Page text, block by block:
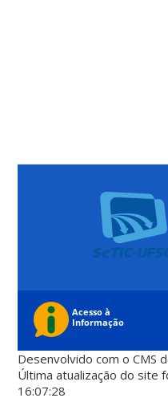
Desenvolvido com o CMS
Última atualização do site
16:07:28